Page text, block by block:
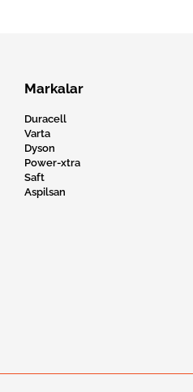
Markalar
Duracell
Varta
Dyson
Power-xtra
Saft
Aspilsan